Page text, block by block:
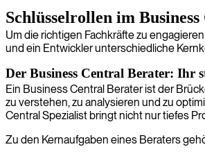
Schlüsselrollen im
Um die richtigen Fachkräfte zu
und ein Entwickler unterschiedliche
Der Business Central Berater: Ihr
Ein Business Central Berater ist der
zu verstehen, zu analysieren und zu
Central Spezialist bringt nicht nur tiefes
Zu den Kernaufgaben eines Beraters